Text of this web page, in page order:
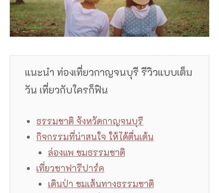
แนะนำ ท่องเที่ยวกาญจนบุรี รีวิวแบบเต็ม
วัน เที่ยวกับใครก็ฟิน
ธรรมชาติ จังหวัดกาญจนบุรี
กิจกรรมที่น่าสนใจ ให้ได้ตื่นเต้น
ล่องแพ ชมธรรมชาติ
เที่ยวซาฟารีปาร์ค
เดินป่า ชมเส้นทางธรรมชาติ